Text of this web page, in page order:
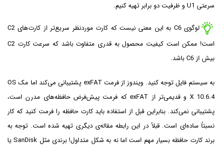
سرعتی U1 و ظرفیت دو برابر تهیه کنیم.
لوگوی C6 به این معنی نیست که کارت موردنظر سریع‌تر از کارت‌های C2
است! ممکن است کیفیت محصول به قدری متفاوت باشد که سرعت کارت C2
بیش از C6 باشد.
به سیستم فایل توجه کنید. ویندوز از فرمت exFAT پشتیبانی می‌کند اما مک OS
X 10.6.4 و قدیمی‌تر از exFAT که فرمت پیش‌فرض حافظه‌های مدرن است،
پشتیبانی نمی‌کند. بنابراین قبل از استفاده باید کارت حافظه را فرمت کنید که کار
نسبتاً ساده‌ای است. قبلاً در این رابطه مقاله‌ی دیگری تهیه شده است. توجه به
برند کارت حافظه بسیار مهم است اما نه به شکل متداول! برندی مثل SanDisk یا